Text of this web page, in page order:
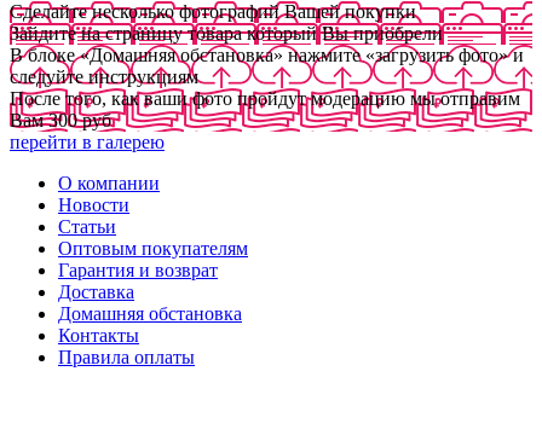
Сделайте несколько фотографий Вашей покупки
Зайдите на страницу товара который Вы приобрели
В блоке «Домашняя обстановка» нажмите «загрузить фото» и
следуйте инструкциям
После того, как ваши фото пройдут модерацию мы отправим
Вам 300 руб
перейти в галерею
О компании
Новости
Статьи
Оптовым покупателям
Гарантия и возврат
Доставка
Домашняя обстановка
Контакты
Правила оплаты